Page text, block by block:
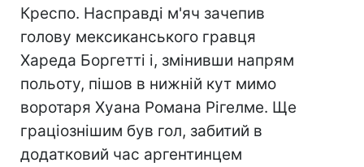
Креспо. Насправді м'яч зачепив
голову мексиканського гравця
Хареда Боргетті і, змінивши напрям
польоту, пішов в нижній кут мимо
воротаря Хуана Романа Рігелме. Ще
граціознішим був гол, забитий в
додатковий час аргентинцем